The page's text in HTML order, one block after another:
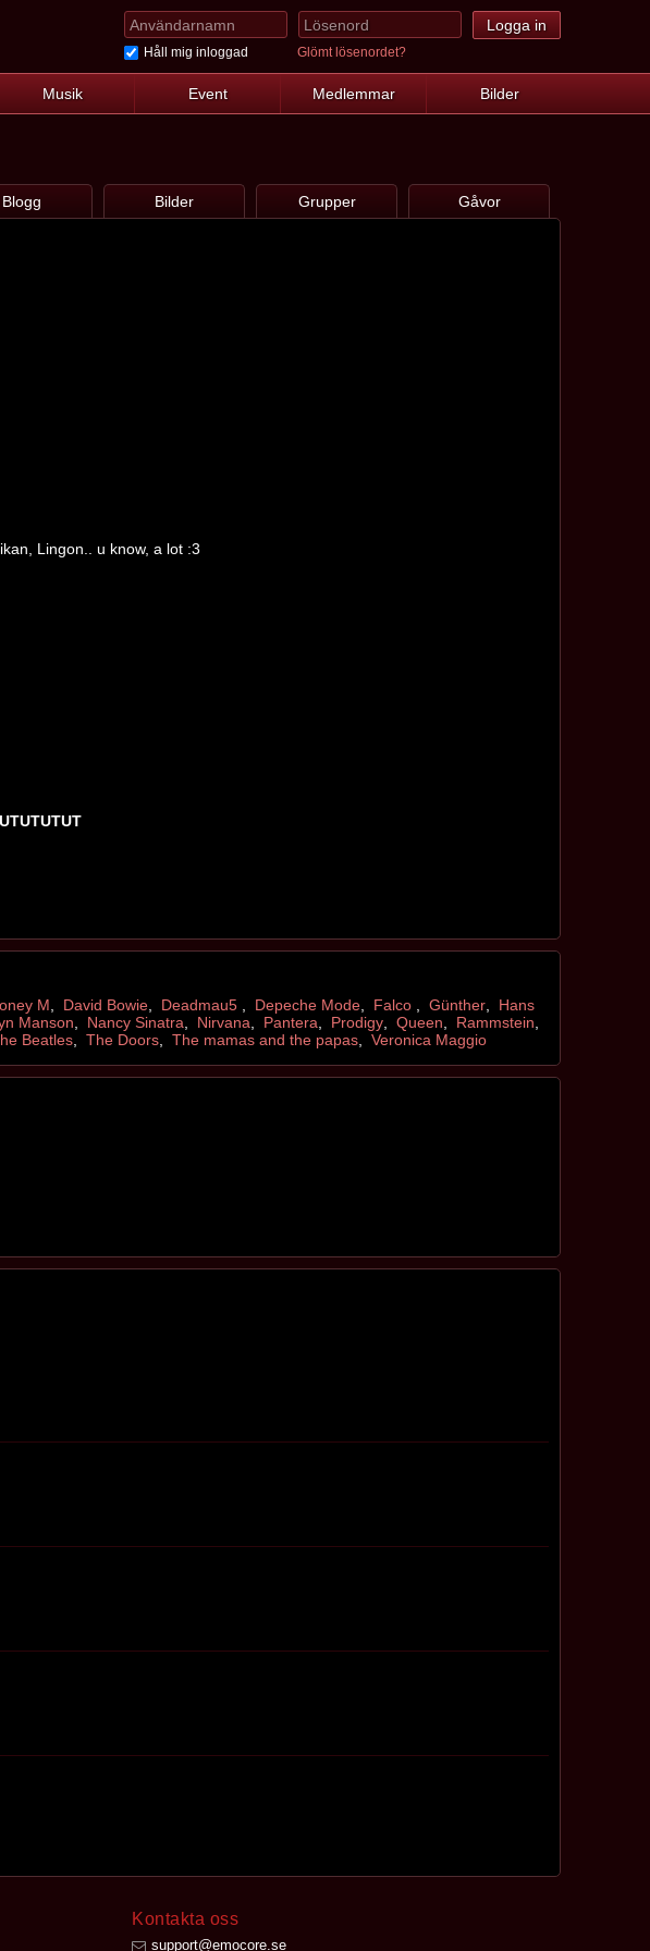
Håll mig inloggad Glömt lösenordet?
Musik Event Medlemmar Bilder
Blogg Bilder Grupper Gåvor
Lingon.. u know, a lot :3
M David Bowie, Deadmau5 Depeche Mode, Falco Günther, Hans
Manson Nancy Sinatra Nirvana Pantera Prodigy, Queen Rammstein
Beatles The Doors The mamas and the papas Veronica Maggio
Kontakta oss
support@emocore.se